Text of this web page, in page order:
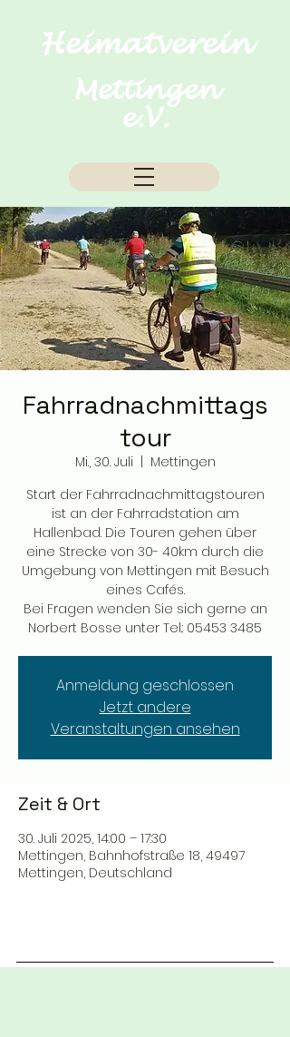
Heimatverein
Mettingen
e.V.
Fahrradnachmittags
tour
Mi., 30. Juli
Mettingen
Start der Fahrradnachmittagstouren
ist an der Fahrradstation am
Hallenbad. Die Touren gehen über
eine Strecke von 30- 40km durch die
Umgebung von Mettingen mit Besuch
eines Cafés.
Bei Fragen wenden Sie sich gerne an
Norbert Bosse unter Tel.: 05453 3485
Anmeldung geschlossen
Jetzt andere
Veranstaltungen ansehen
Zeit & Ort
30. Juli 2025, 14:00 – 17:30
Mettingen, Bahnhofstraße 18, 49497
Mettingen, Deutschland